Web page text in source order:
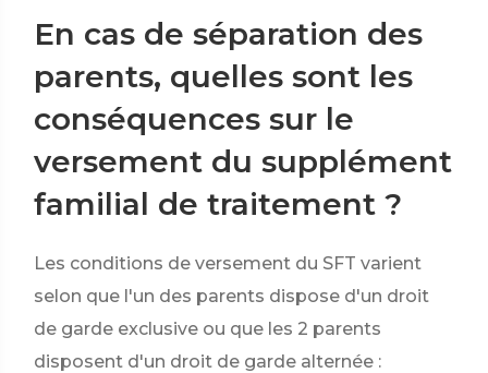
En cas de séparation des
parents, quelles sont les
conséquences sur le
versement du supplément
familial de traitement ?
Les conditions de versement du SFT varient
selon que l'un des parents dispose d'un droit
de garde exclusive ou que les 2 parents
disposent d'un droit de garde alternée :